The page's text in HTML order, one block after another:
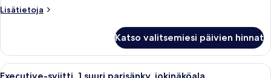
Lisätietoja
Lisätietoja
1
makuuhuone
Katso valitsemiesi päivien hinnat
Avaa
Moderni olohuone, jossa on suuri
13
Executive-sviitti, 1 suuri parisänky, jokinäköala